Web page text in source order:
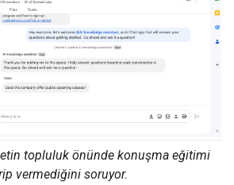
topluluk önünde konuşma eğitimi
vermediğini soruyor.